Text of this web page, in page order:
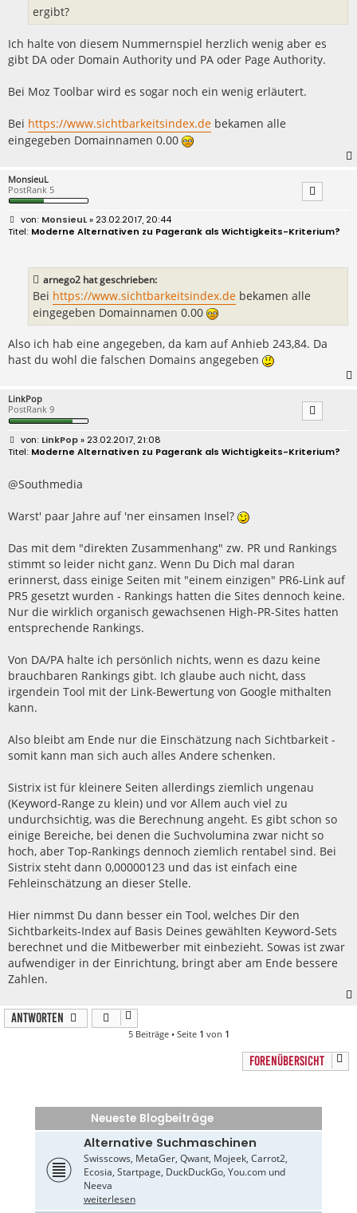
ergibt?
Ich halte von diesem Nummernspiel herzlich wenig aber es
gibt DA oder Domain Authority und PA oder Page Authority.
Bei Moz Toolbar wird es sogar noch ein wenig erläutert.
Bei https://www.sichtbarkeitsindex.de bekamen alle
eingegeben Domainnamen 0.00
MonsieuL
PostRank 5
B
e
MonsieuL» 23.02.2017, 20:44
Moderne Alternativen zu Pagerank als Wichtigkeits-Kriterium?
arnego2 hat geschrieben:
Bei https://www.sichtbarkeitsindex.de bekamen alle
eingegeben Domainnamen 0.00
Also ich hab eine angegeben, da kam auf Anhieb 243,84. Da
hast du wohl die falschen Domains angegeben
LinkPop
PostRank 9
B
e
r
a
LinkPop» 23.02.2017, 21:08
Moderne Alternativen zu Pagerank als Wichtigkeits-Kriterium?
@Southmedia
Warst' paar Jahre auf 'ner einsamen Insel?
Das mit dem "direkten Zusammenhang" zw. PR und Rankings
stimmt so leider nicht ganz. Wenn Du Dich mal daran
erinnerst, dass einige Seiten mit "einem einzigen" PR6-Link auf
PR5 gesetzt wurden - Rankings hatten die Sites dennoch keine.
Nur die wirklich organisch gewachsenen High-PR-Sites hatten
entsprechende Rankings.
Von DA/PA halte ich persönlich nichts, wenn es dazu keine
brauchbaren Rankings gibt. Ich glaube auch nicht, dass
irgendein Tool mit der Link-Bewertung von Google mithalten
kann.
Also bleibt am Ende nur die Einschätzung nach Sichtbarkeit -
somit kann man sich auch alles Andere schenken.
Sistrix ist für kleinere Seiten allerdings ziemlich ungenau
(Keyword-Range zu klein) und vor Allem auch viel zu
undurchsichtig, was die Berechnung angeht. Es gibt schon so
einige Bereiche, bei denen die Suchvolumina zwar nicht so
hoch, aber Top-Rankings dennoch ziemlich rentabel sind. Bei
Sistrix steht dann 0,00000123 und das ist einfach eine
Fehleinschätzung an dieser Stelle.
Hier nimmst Du dann besser ein Tool, welches Dir den
Sichtbarkeits-Index auf Basis Deines gewählten Keyword-Sets
berechnet und die Mitbewerber mit einbezieht. Sowas ist zwar
aufwendiger in der Einrichtung, bringt aber am Ende bessere
Zahlen.
Antworten
5 Beiträge • Seite 1 von 1
FORENÜBERSICHT
Neueste Blogbeiträge
Alternative Suchmaschinen
Swisscows, MetaGer, Qwant, Mojeek, Carrot2,
Ecosia, Startpage, DuckDuckGo, You.com und
Neeva
weiterlesen